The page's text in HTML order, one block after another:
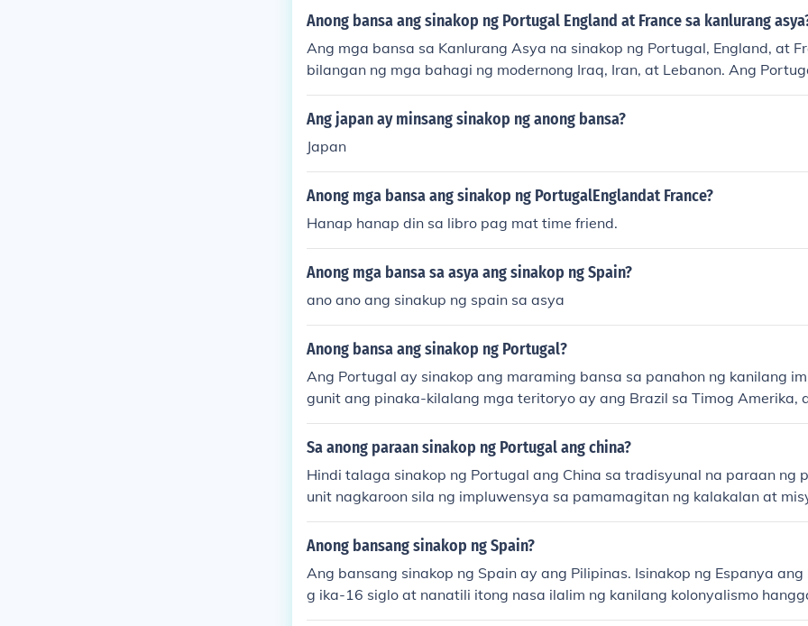
n Vietnam, Laos, and Cambodia. It's fascinating to learn about how these
Anong bansa ang sinakop ng Portugal England at France sa kanlurang
Ang mga bansa sa Kanlurang Asya na sinakop ng Portugal, England, at
bilangan ng mga bahagi ng modernong Iraq, Iran, at Lebanon. Ang
g ng mga kolonya sa Persian Gulf, habang ang England at France ay
arihang mananakop sa rehiyon, lalo na sa panahon ng mga digmaan at
a sa politika at kalakalan sa Kanlurang Asya.
Ang japan ay minsang sinakop ng anong bansa?
Japan
Anong mga bansa ang sinakop ng PortugalEnglandat France?
Hanap hanap din sa libro pag mat time friend.
Anong mga bansa sa asya ang sinakop ng Spain?
ano ano ang sinakup ng spain sa asya
Anong bansa ang sinakop ng Portugal?
Ang Portugal ay sinakop ang maraming bansa sa panahon ng kanilang
gunit ang pinaka-kilalang mga teritoryo ay ang Brazil sa Timog Amerika,
gi ng Africa tulad ng Angola at Mozambique, at ilang mga isla sa Asya
ndia. Ang kanilang pananakop ay nagtagal mula sa ika-15 siglo
wensya sa kultura, wika, at kalakalan sa mga rehiyon na ito.
Sa anong paraan sinakop ng Portugal ang china?
Hindi talaga sinakop ng Portugal ang China sa tradisyunal na paraan ng
unit nagkaroon sila ng impluwensya sa pamamagitan ng kalakalan at
idad. Noong ika-16 na siglo, itinatag ng Portugal ang mga trading post,
ao, na naging mahalagang sentro ng kalakalan sa Asya. Sa pamamagitan
ging bahagi ng kasaysayan ng China, ngunit hindi ito isang direktang
sa.
Anong bansang sinakop ng Spain?
Ang bansang sinakop ng Spain ay ang Pilipinas. Isinakop ng Espanya ang
g ika-16 siglo at nanatili itong nasa ilalim ng kanilang kolonyalismo
siglo. Ang pananakop ng Espanya ay nagdulot ng malalim na